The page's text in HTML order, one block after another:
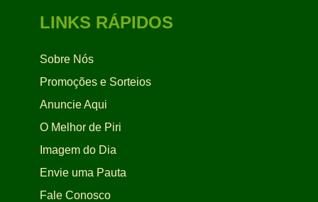
LINKS RÁPIDOS
Sobre Nós
Promoções e Sorteios
Anuncie Aqui
O Melhor de Piri
Imagem do Dia
Envie uma Pauta
Fale Conosco